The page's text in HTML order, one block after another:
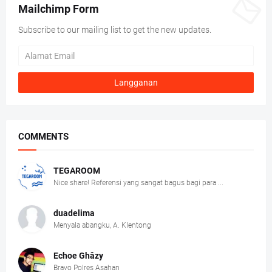
Mailchimp Form
Subscribe to our mailing list to get the new updates.
COMMENTS
TEGAROOM
Nice share! Referensi yang sangat bagus bagi para ...
duadelima
Menyala abangku, A. Klentong
Echoe Ghâzy
Bravo Polres Asahan